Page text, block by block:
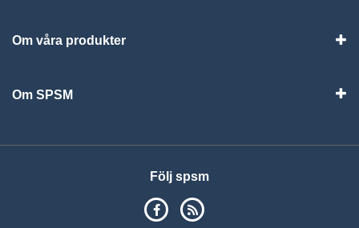
Om våra produkter
Om SPSM
Följ spsm
SPSM på Facebook